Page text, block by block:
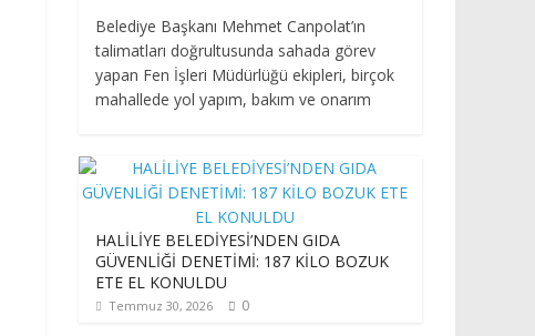
Belediye Başkanı Mehmet Canpolat’ın
talimatları doğrultusunda sahada görev
yapan Fen İşleri Müdürlüğü ekipleri, birçok
mahallede yol yapım, bakım ve onarım
HALİLİYE BELEDİYESİ’NDEN GIDA
GÜVENLİĞİ DENETİMİ: 187 KİLO BOZUK
ETE EL KONULDU
Temmuz 30, 2026 0